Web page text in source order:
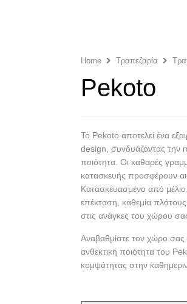
Home Τραπεζαρία
Pekoto
Το Pekoto αποτελεί ένα
design, συνδυάζοντας την
ποιότητα. Οι καθαρές
κατασκευής προσφέρουν
Κατασκευασμένο από
επέκταση, καθεμία
στις ανάγκες του χώρου
Αναβαθμίστε τον χώρο σας
ανθεκτική ποιότητα του
κομψότητας στην